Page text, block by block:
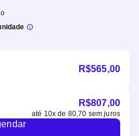
R$565,00
R$807,00
até 10x de 80,70 sem juros